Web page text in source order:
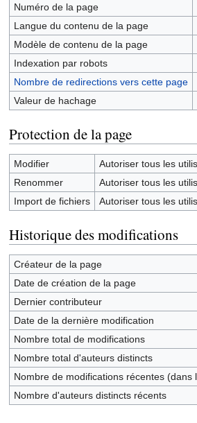
Numéro de la page
Langue du contenu de la page
Modèle de contenu de la page
Indexation par robots
Nombre de redirections vers cette page
Valeur de hachage
Protection de la page
Modifier
Autoriser tous les
Renommer
Autoriser tous les
Import de fichiers
Autoriser tous les
Historique des modifications
Créateur de la page
Date de création de la page
Dernier contributeur
Date de la dernière modification
Nombre total de modifications
Nombre total d'auteurs distincts
Nombre de modifications récentes (dans
Nombre d'auteurs distincts récents